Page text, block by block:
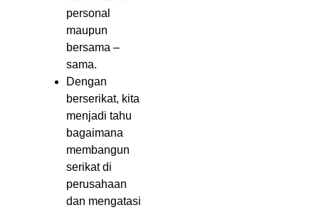
personal
maupun
bersama –
sama.
Dengan
berserikat, kita
menjadi tahu
bagaimana
membangun
serikat di
perusahaan
dan mengatasi